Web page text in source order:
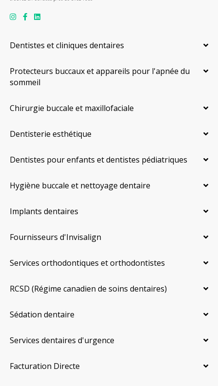
Dentistes et cliniques dentaires
Protecteurs buccaux et appareils pour l'apnée du
sommeil
Chirurgie buccale et maxillofaciale
Dentisterie esthétique
Dentistes pour enfants et dentistes pédiatriques
Hygiène buccale et nettoyage dentaire
Implants dentaires
Fournisseurs d'Invisalign
Services orthodontiques et orthodontistes
RCSD (Régime canadien de soins dentaires)
Sédation dentaire
Services dentaires d'urgence
Facturation Directe